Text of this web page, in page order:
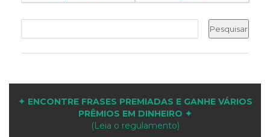
✦ ENCONTRE FRASES PREMIADAS E GANHE VÁRIOS
PRÊMIOS EM DINHEIRO ✦
(Leia o regulamento)